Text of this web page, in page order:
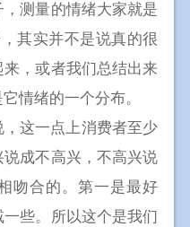
测量的情绪大家就是
其实并不是说真的很
，或者我们总结出来
情绪的一个分布。
这一点上消费者至少
成不高兴，不高兴说
吻合的。第一是最好
些。所以这个是我们